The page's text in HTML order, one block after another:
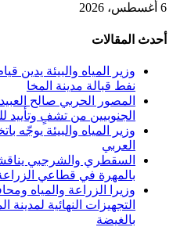
6 أغسطس، 2026
أحدث المقالات
وزير المياه والبيئة يدين
نفط قبالة مدينة المخا
المصور الحربي صالح
الجنوبيين من تشفٍ وتأييد
وزير المياه والبيئة يوجّه
العربي
السقطري والشرجبي
بالمهرة في قطاعي
وزيرا الزراعة والمياه
التجهيزات النهائية لمدينة
بالغيضة